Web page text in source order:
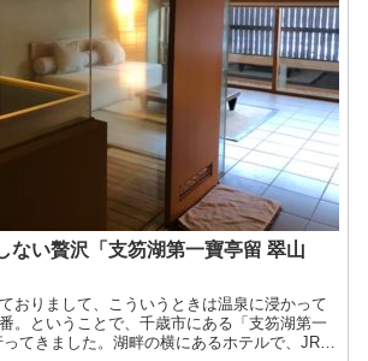
ない贅沢「支笏湖第一寶亭留 翠山
おりまして、こういうときは温泉に浸かって
。ということで、千歳市にある「支笏湖第一
てきました。湖畔の横にあるホテルで、JR千